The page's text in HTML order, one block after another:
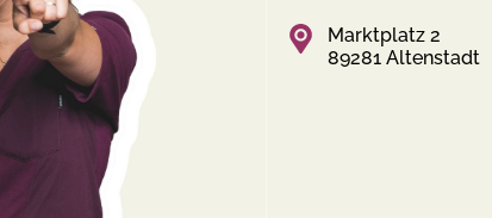
Marktplatz 2
89281 Altenstadt